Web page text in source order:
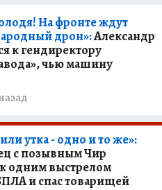
На фронте ждут
дрон»:Александр
к гендиректору
чью машину
утка - одно и то же»:
с позывным Чир
одним выстрелом
и спас товарищей